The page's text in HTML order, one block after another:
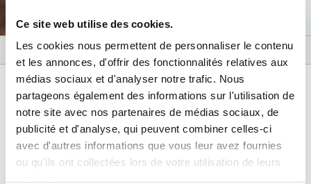
Ce site web utilise des cookies.
Les cookies nous permettent de personnaliser le contenu
et les annonces, d'offrir des fonctionnalités relatives aux
médias sociaux et d'analyser notre trafic. Nous
partageons également des informations sur l'utilisation de
notre site avec nos partenaires de médias sociaux, de
publicité et d'analyse, qui peuvent combiner celles-ci
avec d'autres informations que vous leur avez fournies
ou qu'ils ont collectées lors de votre utilisation de leurs